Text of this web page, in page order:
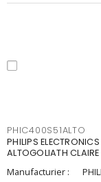
PHIC400S51ALTO
PHILIPS
ALTOGOLIATH
Manufacturier :